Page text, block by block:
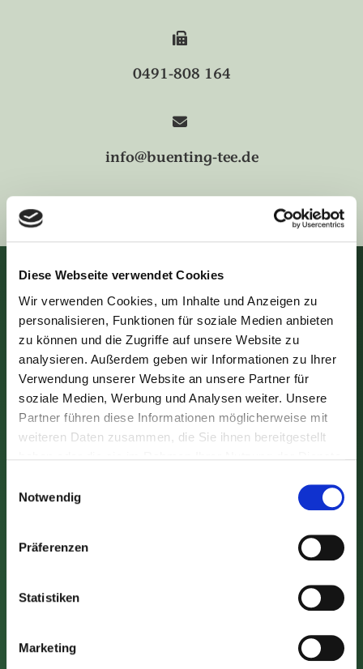
Diese Webseite verwendet Cookies
Wir verwenden Cookies, um Inhalte und Anzeigen zu
personalisieren, Funktionen für soziale Medien anbieten
zu können und die Zugriffe auf unsere Website zu
analysieren. Außerdem geben wir Informationen zu Ihrer
Verwendung unserer Website an unsere Partner für
soziale Medien, Werbung und Analysen weiter. Unsere
Partner führen diese Informationen möglicherweise mit
weiteren Daten zusammen, die Sie ihnen bereitgestellt
Cookies, wenn Sie unsere Webseite weiterhin nutzen.
Notwendig
Präferenzen
Statistiken
Marketing
0491-808 164
info buenting-tee.de
ANBAUGEBIETE
ERNTE & HERSTELLUNG
TEESORTEN
TEE-ZUBEREITUNG
TEE-ZEREMONIEN
TEE-LEXIKON
CHRONIK
KONTAKT
PRESSE
MEDIA GEWINNSPIEL